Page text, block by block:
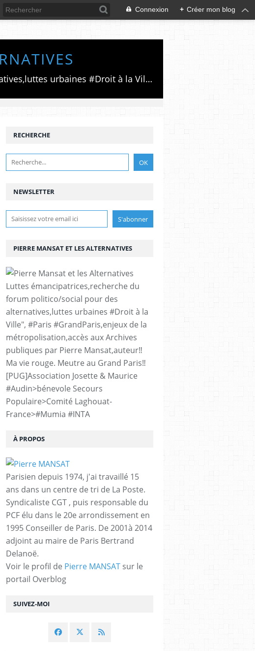
Connexion + Créer mon blog
Luttes émancipatrices,recherche du forum politico/social pour des alternatives,luttes urbaines #Droit à la Ville", #Paris #GrandParis,enjeux de la métropolisation,accès aux Archives publiques par Pierre Mansat,auteur‼️Ma vie rouge. Meutre au Grand Paris‼️[PUG]Association Josette & Maurice #Audin>bénevole Secours Populaire>Comité Laghouat-France>#Mumia #INTA
NEWSLETTER
SUIVEZ-MOI
RECHERCHE
PIERRE MANSAT ET LES ALTERNATIVES
Luttes émancipatrices,recherche du
forum politico/social pour des
alternatives,luttes urbaines #Droit à la
Ville", #Paris #GrandParis,enjeux de la
métropolisation,accès aux Archives
publiques par Pierre Mansat,auteur‼️
Ma vie rouge. Meutre au Grand Paris‼️
[PUG]Association Josette & Maurice
#Audin>bénevole Secours
Populaire>Comité Laghouat-
France>#Mumia #INTA
À PROPOS
Parisien depuis 1974, j'ai travaillé 15
ans dans un centre de tri de La Poste.
Syndicaliste CGT , puis responsable du
PCF élu dans le 20e arrondissement en
1995 Conseiller de Paris. De 2001à 2014
adjoint au maire de Paris Bertrand
Delanoë.
Voir le profil de Pierre MANSAT sur le
portail Overblog